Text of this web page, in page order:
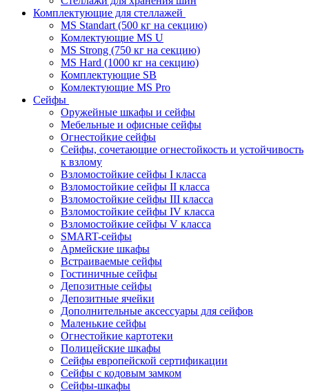
Комплектующие для стеллажей
MS Standart (500 кг на секцию)
Комлектующие MS U
MS Strong (750 кг на секцию)
MS Hard (1000 кг на секцию)
Комплектующие SB
Комлектующие MS Pro
Сейфы
Оружейные шкафы и сейфы
Мебельные и офисные сейфы
Огнестойкие сейфы
Сейфы, сочетающие огнестойкость и устойчивость
к взлому
Взломостойкие сейфы I класса
Взломостойкие сейфы II класса
Взломостойкие сейфы III класса
Взломостойкие сейфы IV класса
Взломостойкие сейфы V класса
SMART-сейфы
Армейские шкафы
Встраиваемые сейфы
Гостиничные сейфы
Депозитные сейфы
Депозитные ячейки
Дополнительные аксессуары для сейфов
Маленькие сейфы
Огнестойкие картотеки
Полицейские шкафы
Сейфы европейской сертификации
Сейфы с кодовым замком
Сейфы-шкафы